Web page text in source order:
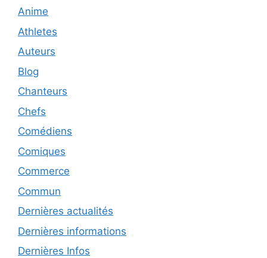
Anime
Athletes
Auteurs
Blog
Chanteurs
Chefs
Comédiens
Comiques
Commerce
Commun
Dernières actualités
Dernières informations
Dernières Infos